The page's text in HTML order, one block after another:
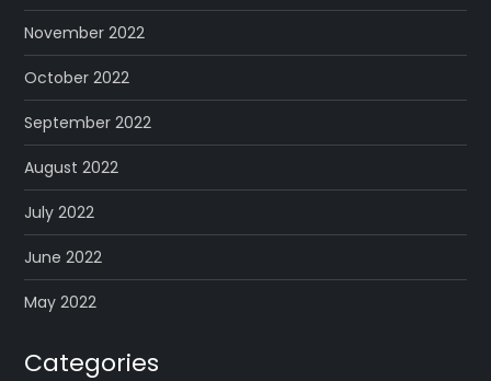
November 2022
October 2022
September 2022
August 2022
July 2022
June 2022
May 2022
Categories